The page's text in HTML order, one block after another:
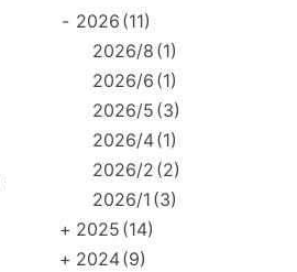
- 2026 (11)
2026/8 (1)
2026/6 (1)
2026/5 (3)
2026/4(1)
2026/2 (2)
2026/1 (3)
+ 2025 (14)
+ 2024(9)